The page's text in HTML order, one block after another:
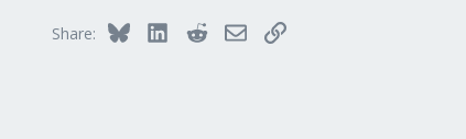
35
Share: Bluesky LinkedInRedditEmailLink